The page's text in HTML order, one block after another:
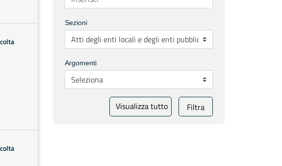
Sezioni
Argomenti
Visualizza tutto Filtra